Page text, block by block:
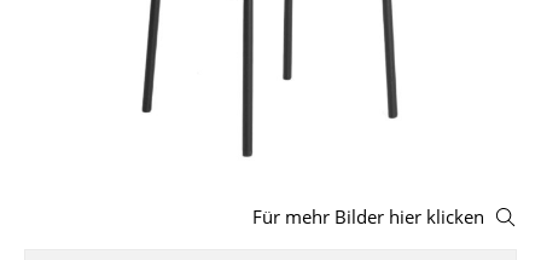
Bänke & Liegen
Für mehr Bilder hier klicken